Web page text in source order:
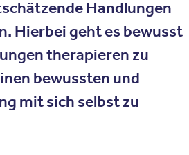
Handlungen
Hierbei geht es bewusst
therapieren zu
bewussten und
mit sich selbst zu